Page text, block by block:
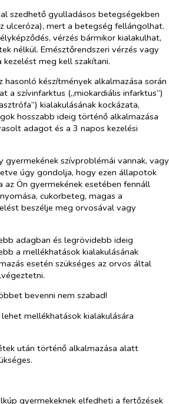
szedhető gyulladásos betegségekben
ulceróza), mert a betegség fellángolhat.
vérzés bármikor kialakulhat,
nélkül. Emésztőrendszeri vérzés vagy
meg kell szakítani.
készítmények alkalmazása során
a szívinfarktus („miokardiális infarktus”)
kialakulásának kockázata,
hosszabb ideig történő alkalmazása
adagot és a 3 napos kezelési
gyermekének szívproblémái vannak, vagy
úgy gondolja, hogy ezen állapotok
az Ön gyermekének esetében fennáll
cukorbeteg, magas a
beszélje meg orvosával vagy
adagban és legrövidebb ideig
a mellékhatások kialakulásának
esetén szükséges az orvos által
bevenni nem szabad!
mellékhatások kialakulására
után történő alkalmazása alatt
gyermekeknek elfedheti a fertőzések